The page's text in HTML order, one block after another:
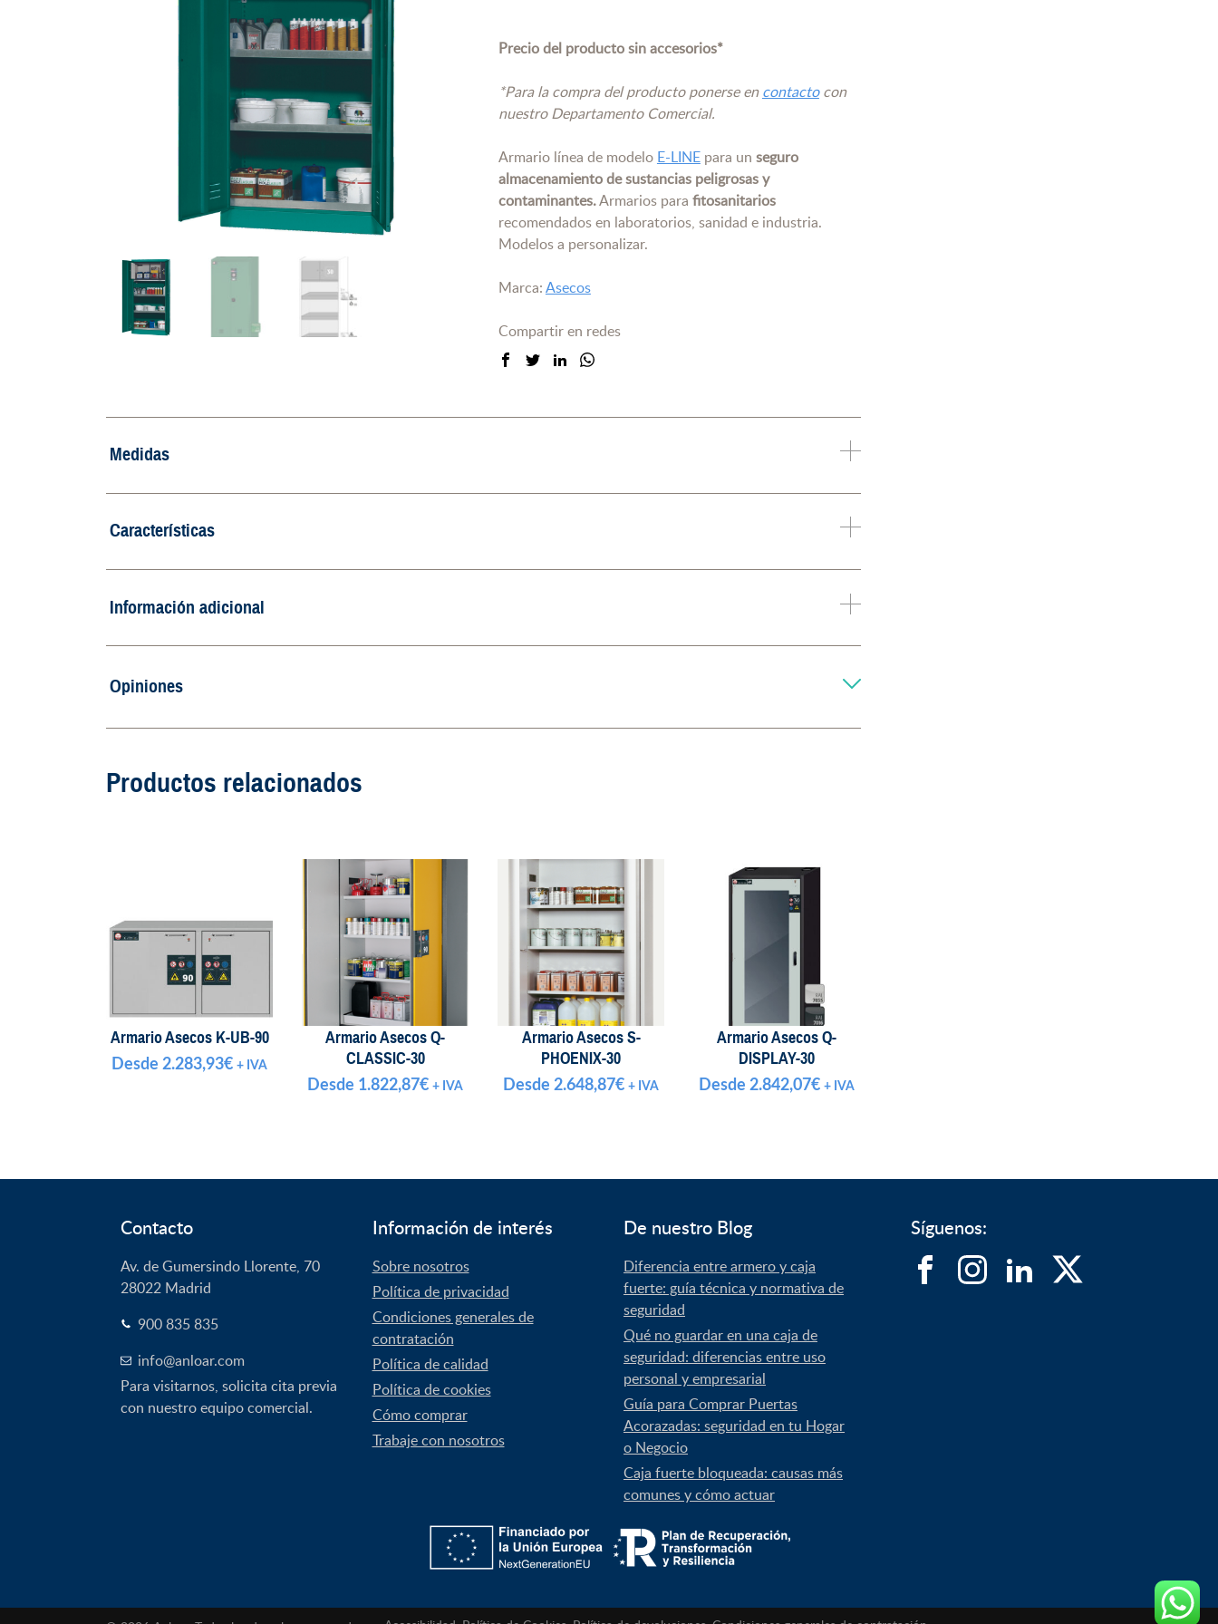
Precio del producto sin accesorios*
*Para la compra del producto ponerse encontactocon
nuestro Departamento Comercial.
Armario línea de modelo E-LINEpara un seguro
almacenamiento de sustancias peligrosas y
contaminantes.Armarios para fitosanitarios
recomendados en laboratorios, sanidad e industria.
Modelos a personalizar.
Marca:Asecos
Compartir en redes
Medidas
Características
Información adicional
Opiniones
Productos relacionados
Armario Asecos K-UB-90
Desde2.283,93€ + IVA
Armario Asecos Q-
CLASSIC-30
Desde 1.822,87€ + IVA
Armario Asecos S-
PHOENIX-30
Desde2.648,87€ + IVA
Armario Asecos Q-
DISPLAY-30
Desde2.842,07€ + IVA
Contacto
Av. de Gumersindo Llorente, 70
28022 Madrid
900 835 835
info@anloar.com
Para visitarnos, solicita cita previa
con nuestro equipo comercial.
Información de interés
Sobre nosotros
Política de privacidad
Condiciones generales de
contratación
Política de calidad
Política de cookies
Cómo comprar
Trabaje con nosotros
De nuestro Blog
Diferencia entre armero y caja
fuerte: guía técnica y normativa de
seguridad
Qué no guardar en una caja de
seguridad: diferencias entre uso
personal y empresarial
Guía para Comprar Puertas
Acorazadas: seguridad en tu Hogar
o Negocio
Caja fuerte bloqueada: causas más
comunes y cómo actuar
Síguenos: